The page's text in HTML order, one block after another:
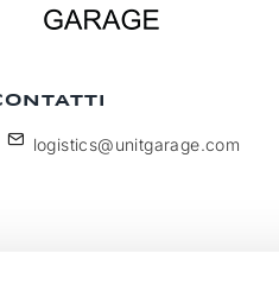
logistics@unitgarage.com